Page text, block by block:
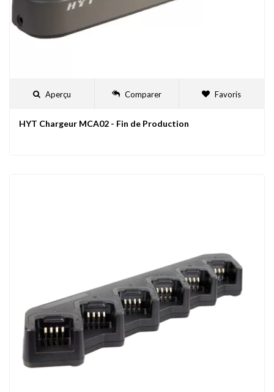
Aperçu Comparer Favoris
HYT Chargeur MCA02 - Fin de Production